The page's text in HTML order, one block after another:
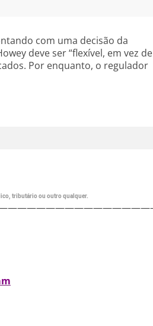
com uma decisão da
deve ser “flexível, em vez de
Por enquanto, o regulador
tributário ou outro qualquer.